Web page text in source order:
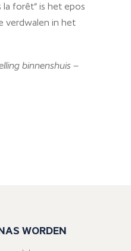
la forêt“ is het epos
verdwalen in het
binnenshuis –
WORDEN